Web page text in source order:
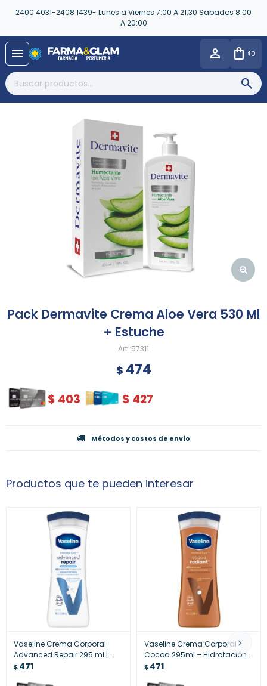
2400 4031-2408 1439- Lunes a Viernes 7:00 A 21:30 Sabados 8:00
A 20:00
menu $0
Pack Dermavite Crema Aloe Vera 530 Ml
+ Estuche
57311
$ 474
$ 403 $ 427
Métodos y costos de envío
Productos que te pueden interesar
Vaseline Crema Corporal
Advanced Repair 295 ml |
Hidratación Intensiva para
$471
Vaseline Crema Corporal
Cocoa 295ml – Hidratación
Profunda y Suavidad
$471